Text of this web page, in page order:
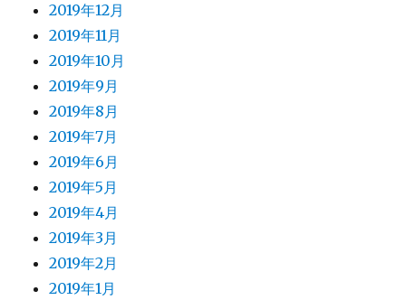
2019年12月
2019年11月
2019年10月
2019年9月
2019年8月
2019年7月
2019年6月
2019年5月
2019年4月
2019年3月
2019年2月
2019年1月